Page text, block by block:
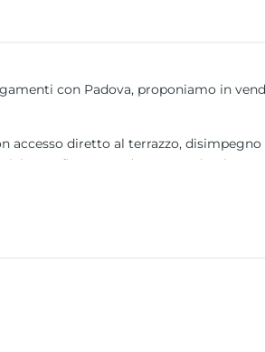
con Padova, proponiamo in
accesso diretto al terrazzo,
con finestra, un’area guardaroba e
aria condizionata e tenda da
riservato ma ben collegato a Padova.